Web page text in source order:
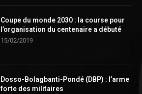
Coupe du monde 2030 : la course pour
l’organisation du centenaire a débuté
15/02/2019
Dosso-Bolagbanti-Pondé (DBP) : l’arme
forte des militaires